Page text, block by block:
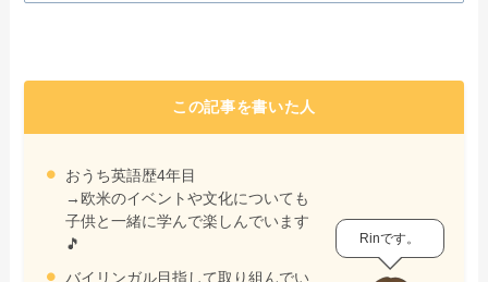
この記事を書いた人
おうち英語歴4年目
→欧米のイベントや文化についても
子供と一緒に学んで楽しんでいます
🎵
バイリンガル目指して取り組んでい
Rinです。